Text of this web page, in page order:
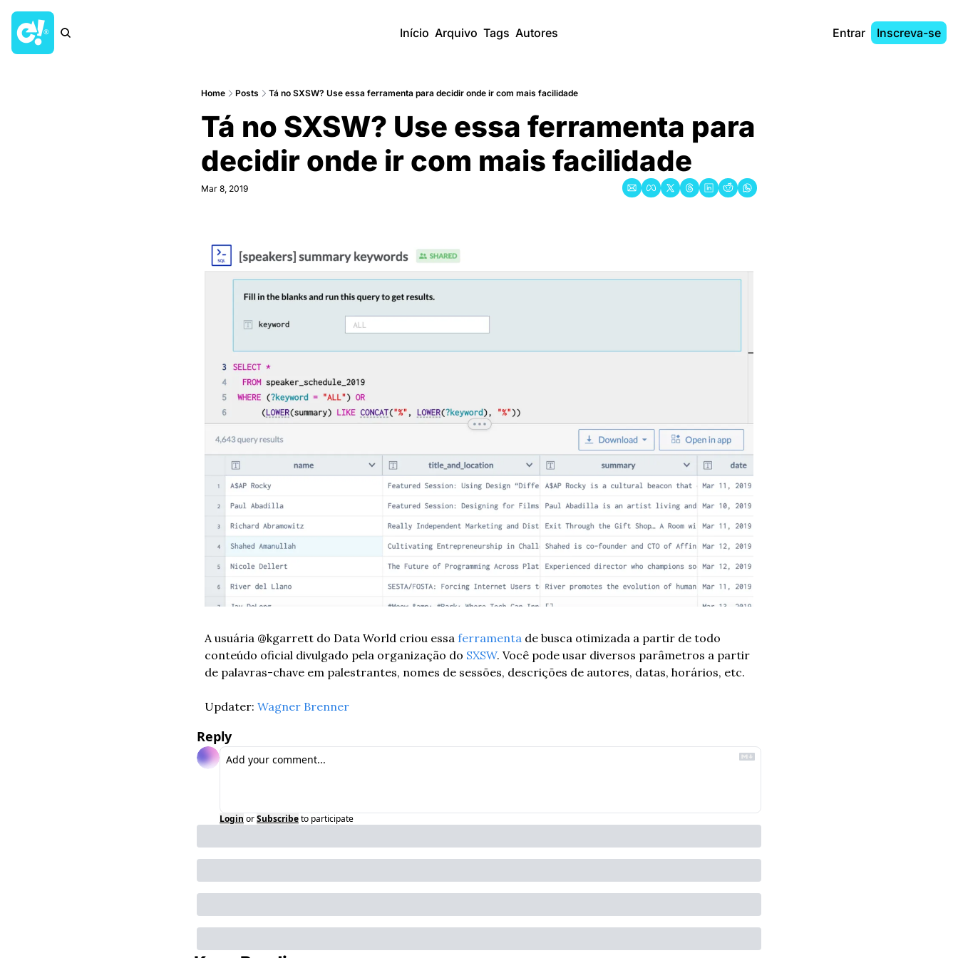
Início Arquivo Tags Autores Entrar Inscreva-se
Home Posts Tá no SXSW? Use essa ferramenta para decidir onde ir com mais facilidade
Tá no SXSW? Use essa ferramenta para
decidir onde ir com mais facilidade
Mar 8, 2019
A usuária @kgarrett do Data World criou essa ferramenta de busca otimizada a partir de todo
conteúdo oficial divulgado pela organização do SXSW. Você pode usar diversos parâmetros a partir
de palavras-chave em palestrantes, nomes de sessões, descrições de autores, datas, horários, etc.
Updater: Wagner Brenner
Reply
Login orSubscribeto participate